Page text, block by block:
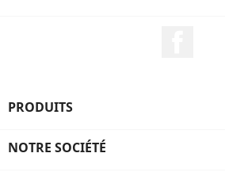
PRODUITS
NOTRE SOCIÉTÉ